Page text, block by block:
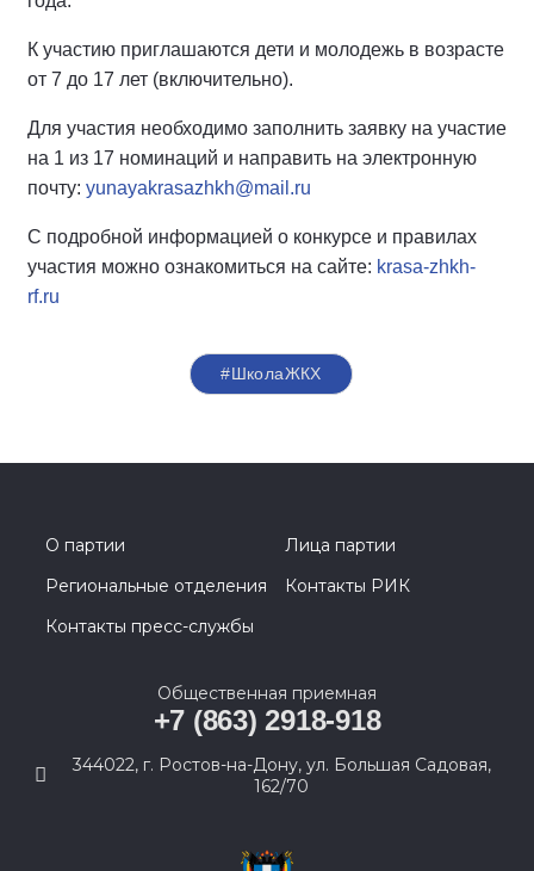
К участию приглашаются дети и молодежь в возрасте
от 7 до 17 лет (включительно).
Для участия необходимо заполнить заявку на участие
на 1 из 17 номинаций и направить на электронную
почту: yunayakrasazhkh@mail.ru
С подробной информацией о конкурсе и правилах
участия можно ознакомиться на сайте: krasa-zhkh-
rf.ru
#ШколаЖКХ
О партии
Лица партии
Региональные отделения
Контакты РИК
Контакты пресс-службы
Общественная приемная
+7 (863) 2918-918
344022, г. Ростов-на-Дону, ул. Большая Садовая,
162/70